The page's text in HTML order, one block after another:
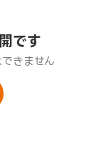
です
きません